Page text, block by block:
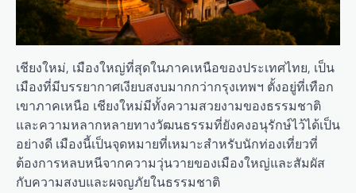
เชียงใหม่, เมืองใหญ่ที่สุดในภาคเหนือของประเทศไทย, เป็น
เมืองที่มีบรรยากาศเงียบสงบมากกว่ากรุงเทพฯ ตั้งอยู่ที่เทือก
เขาภาคเหนือ เชียงใหม่มีทั้งความสวยงามของธรรมชาติ
และความหลากหลายทางวัฒนธรรมที่ยังคงอนุรักษ์ไว้ได้เป็น
อย่างดี เมืองนี้เป็นจุดหมายที่เหมาะสำหรับนักท่องเที่ยวที่
ต้องการหลบหนีจากความวุ่นวายของเมืองใหญ่และสัมผัส
กับความสงบและผจญภัยในธรรมชาติ